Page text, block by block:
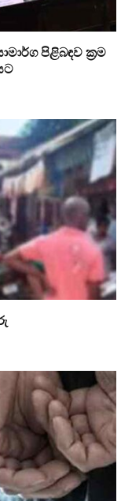
පිළිබඳව ක්‍රම